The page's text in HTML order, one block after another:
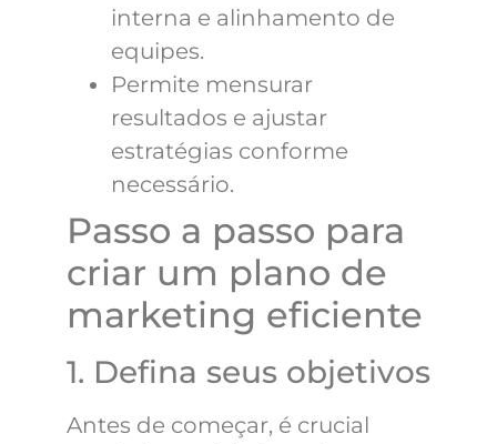
interna e alinhamento de
equipes.
Permite mensurar
resultados e ajustar
estratégias conforme
necessário.
Passo a passo para
criar um plano de
marketing eficiente
1. Defina seus objetivos
Antes de começar, é crucial